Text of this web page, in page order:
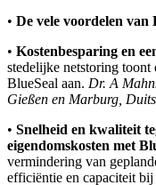
• De vele voordelen van
• Kostenbesparing en
stedelijke netstoring toont
BlueSeal aan. Dr. A
Gießen en Marburg,
• Snelheid en kwaliteit
eigendomskosten met
vermindering van
efficiëntie en capaciteit